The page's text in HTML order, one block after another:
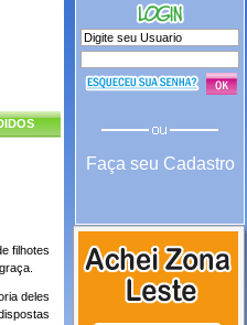
filhotes
deles
Faça seu Cadastro